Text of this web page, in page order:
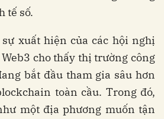
tế số.
xuất hiện của các hội nghị
cho thấy thị trường công
bắt đầu tham gia sâu hơn
toàn cầu. Trong đó,
một địa phương muốn tận